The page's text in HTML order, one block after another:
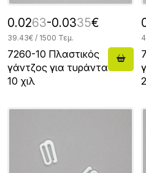
0.0263-0.0335€
39.43€ / 1500 Τεμ.
7260-10 Πλαστικός
γάντζος για τυράντα
10 χιλ